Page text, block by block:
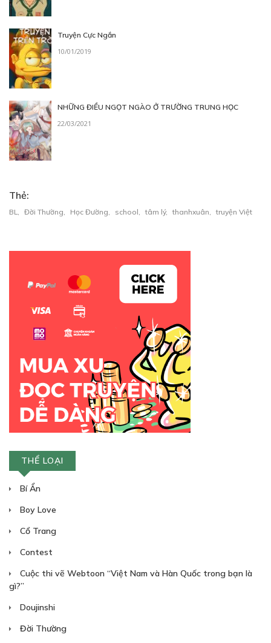
Truyện Cực Ngắn
10/01/2019
NHỮNG ĐIỀU NGỌT NGÀO Ở TRƯỜNG TRUNG HỌC
22/03/2021
Thẻ:
BL Đời Thường Học Đường school tâm lý, thanhxuân truyện Việt
THỂ LOẠI
Bí Ẩn
Boy Love
Cổ Trang
Contest
Cuộc thi vẽ Webtoon “Việt Nam và Hàn Quốc trong bạn là
gì?”
Doujinshi
Đời Thường